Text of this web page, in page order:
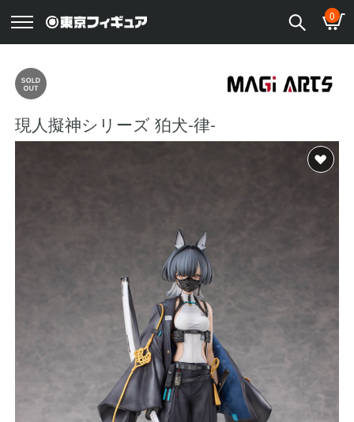
0
現人擬神シリーズ 狛犬-律-